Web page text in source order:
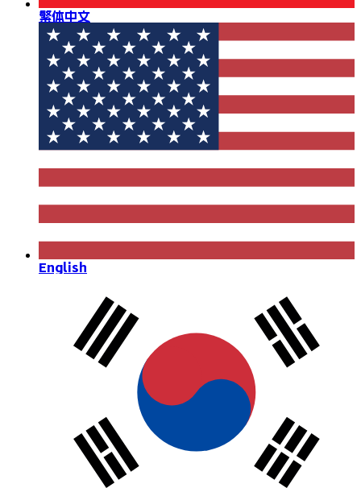
繁体中文
English